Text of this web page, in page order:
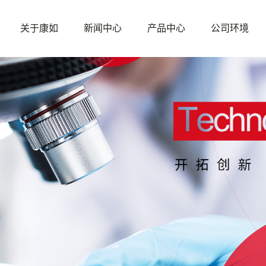
关于康如 新闻中心 产品中心 公司环境